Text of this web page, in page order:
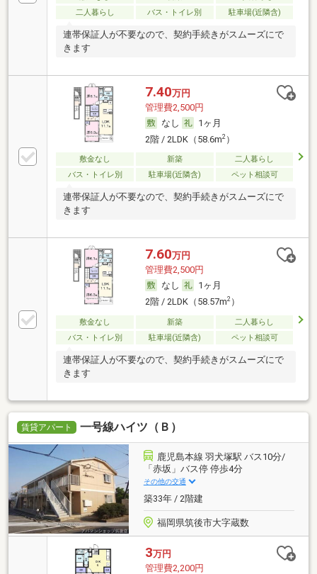
二人暮らし
バス・トイレ別 駐車場(近隣含)
連帯保証人が不要なので、契約手続きがスムーズにで
きます
7.40万円
管理費2,500円
なし
1ヶ月
2階 / 2LDK（58.6m2）
敷金なし 新築
二人暮らし
バス・トイレ別
駐車場(近隣含) ペット相談可
連帯保証人が不要なので、契約手続きがスムーズにで
きます
7.60万円
管理費2,500円
なし
1ヶ月
2階 / 2LDK（58.57m2）
敷金なし 新築
二人暮らし
バス・トイレ別
駐車場(近隣含) ペット相談可
連帯保証人が不要なので、契約手続きがスムーズにで
きます
賃貸アパート 一号線ハイツ（Ｂ）
鹿児島本線 羽犬塚駅 バス10分/
「赤坂」バス停 停歩4分
その他の交通
築33年 / 2階建
福岡県筑後市大字蔵数
3万円
管理費2,200円